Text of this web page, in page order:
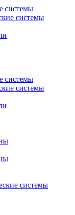
системы
системы
системы
системы
системы